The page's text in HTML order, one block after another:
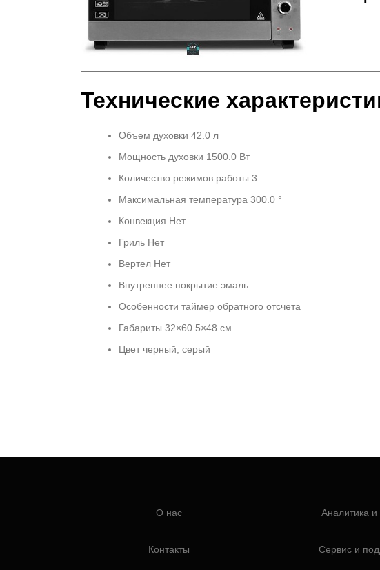
Технические
Объем духовки 42.0 л
Мощность духовки 1500.0 Вт
Количество режимов работы 3
Максимальная температура 300.0 °
Конвекция Нет
Гриль Нет
Вертел Нет
Внутреннее покрытие эмаль
Особенности таймер обратного отсчета
Габариты 32×60.5×48 см
Цвет черный, серый
О нас
Контакты
Аналитика и
Сервис и